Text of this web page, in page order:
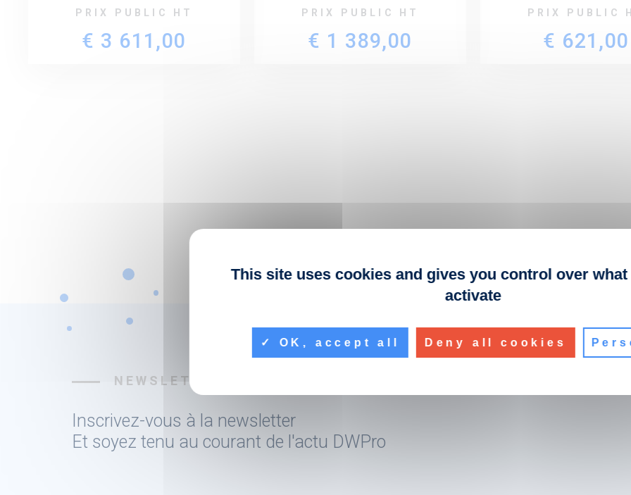
PRIX PUBLIC HT
€ 3 611,00
PRIX PUBLIC HT
€ 1 389,00
PRIX PUBLIC
€ 621,00
NEWSLETTER
Inscrivez-vous à la newsletter
Et soyez tenu au courant de l'actu DWPro
This site uses cookies and gives you control over
activate
OK, accept all Deny all cookies